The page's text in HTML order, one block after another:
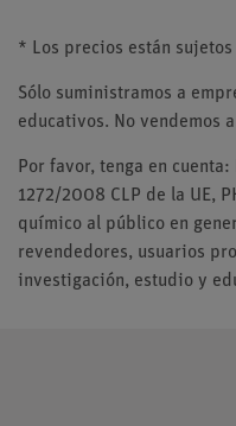
* Los precios están sujetos
Sólo suministramos a
educativos. No vendemos
Por favor, tenga en
1272/2008 CLP de la UE,
químico al público en
revendedores, usuarios
investigación, estudio y